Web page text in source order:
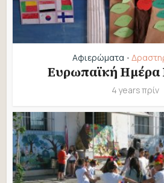
Αφιερώματα •
Ευρωπαϊκή
4 years πρίν